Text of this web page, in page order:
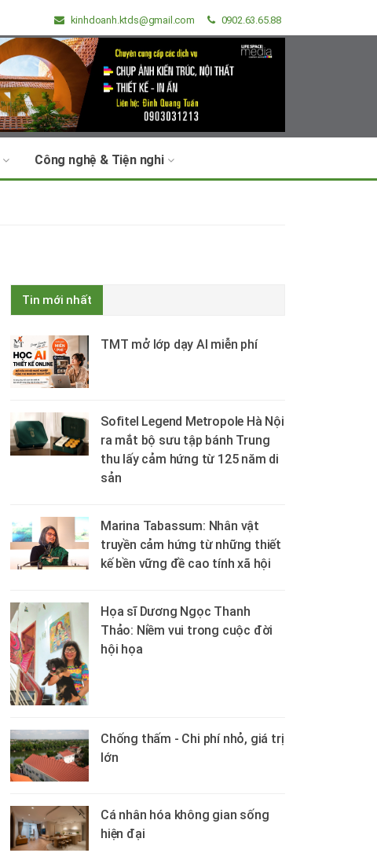
kinhdoanh.ktds@gmail.com 0902.63.65.88
Công nghệ & Tiện nghi
Tin mới nhất
TMT mở lớp dạy AI miễn phí
Sofitel Legend Metropole Hà Nội
ra mắt bộ sưu tập bánh Trung
thu lấy cảm hứng từ 125 năm di
sản
Marina Tabassum: Nhân vật
truyền cảm hứng từ những thiết
kế bền vững đề cao tính xã hội
Họa sĩ Dương Ngọc Thanh
Thảo: Niềm vui trong cuộc đời
hội họa
Chống thấm - Chi phí nhỏ, giá trị
lớn
Cá nhân hóa không gian sống
hiện đại